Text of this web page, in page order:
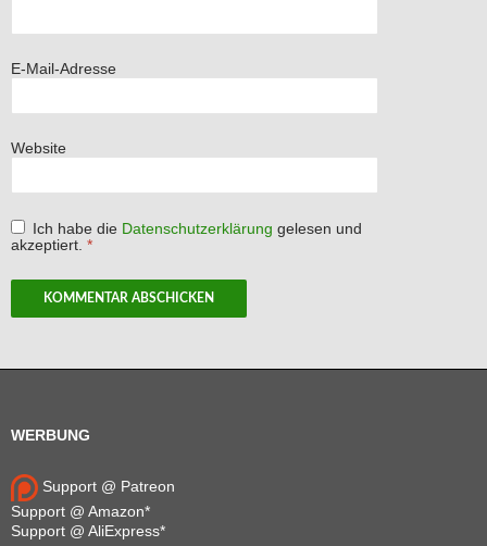
E-Mail-Adresse
Website
Ich habe die Datenschutzerklärung gelesen und
akzeptiert. *
WERBUNG
Support @ Patreon
Support @ Amazon*
Support @ AliExpress*